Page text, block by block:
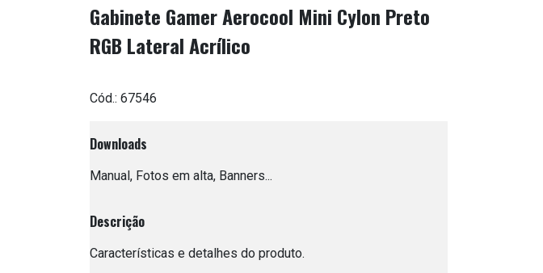
Gabinete Gamer Aerocool Mini Cylon Preto
RGB Lateral Acrílico
Cód.: 67546
Downloads
Manual, Fotos em alta, Banners...
Descrição
Características e detalhes do produto.